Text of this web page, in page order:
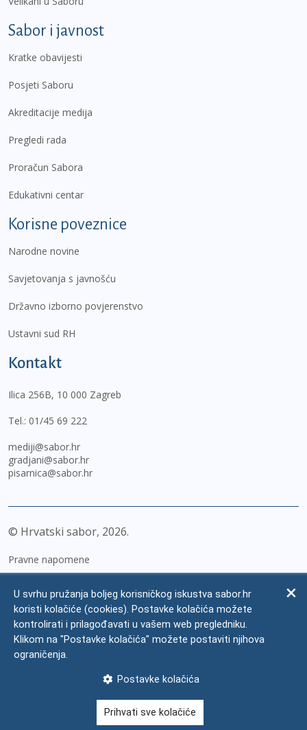
Sabor i javnost
Kratke obavijesti
Posjeti Saboru
Akreditacije medija
Pregledi rada
Proračun Sabora
Edukativni centar
Korisne poveznice
Narodne novine
Savjetovanja s javnošću
Državno izborno povjerenstvo
Ustavni sud RH
Kontakt
Ilica 256B, 10 000 Zagreb
Tel.: 01/45 69 222
mediji@sabor.hr
gradjani@sabor.hr
pisarnica@sabor.hr
© Hrvatski sabor, 2026
Pravne napomene
Zaštita osobnih podataka
Impressum
Česta pitanja
U svrhu pružanja boljeg korisničkog iskustva sabor.hr
koristi kolačiće (cookies). Postavke kolačića možete
kontrolirati i prilagođavati u vašem web pregledniku.
Klikom na "Postavke kolačića" možete postaviti njihova
ograničenja.
Postavke kolačića
Prihvati sve kolačiće